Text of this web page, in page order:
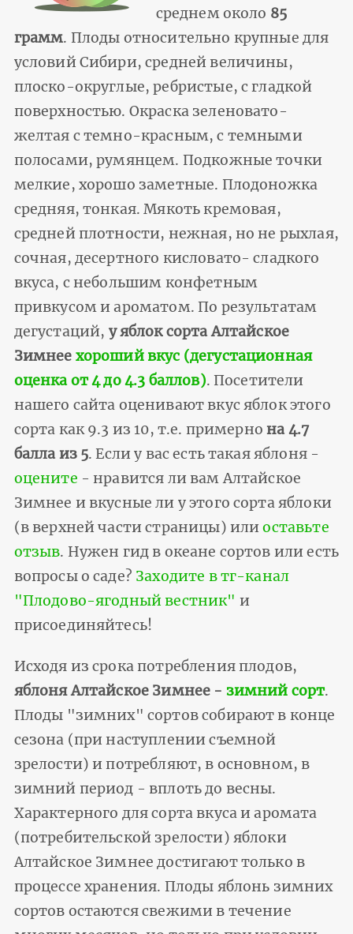
среднем около 85
грамм. Плоды относительно крупные для
условий Сибири, средней величины,
плоско-округлые, ребристые, с гладкой
поверхностью. Окраска зеленовато-
желтая с темно-красным, с темными
полосами, румянцем. Подкожные точки
мелкие, хорошо заметные. Плодоножка
средняя, тонкая. Мякоть кремовая,
средней плотности, нежная, но не рыхлая,
сочная, десертного кисловато- сладкого
вкуса, с небольшим конфетным
привкусом и ароматом. По результатам
дегустаций, у яблок сорта Алтайское
Зимнее хороший вкус (дегустационная
оценка от 4 до 4.3 баллов). Посетители
нашего сайта оценивают вкус яблок этого
сорта как 9.3 из 10, т.е. примерно на 4.7
балла из 5. Если у вас есть такая яблоня -
оцените - нравится ли вам Алтайское
Зимнее и вкусные ли у этого сорта яблоки
(в верхней части страницы) илиоставьте
отзыв. Нужен гид в океане сортов или есть
вопросы о саде? Заходите в тг-канал
"Плодово-ягодный вестник" и
присоединяйтесь!
Исходя из срока потребления плодов,
яблоня Алтайское Зимнее - зимний сорт.
Плоды "зимних" сортов собирают в конце
сезона (при наступлении съемной
зрелости) и потребляют, в основном, в
зимний период - вплоть до весны.
Характерного для сорта вкуса и аромата
(потребительской зрелости) яблоки
Алтайское Зимнее достигают только в
процессе хранения. Плоды яблонь зимних
сортов остаются свежими в течение